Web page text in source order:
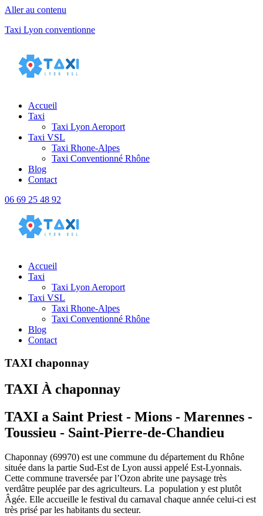
Aller au contenu
Taxi Lyon conventionne
Accueil
Taxi
Taxi Lyon Aeroport
Taxi VSL
Taxi Rhone-Alpes
Taxi Conventionné Rhône
Blog
Contact
06 69 25 48 92
Accueil
Taxi
Taxi Lyon Aeroport
Taxi VSL
Taxi Rhone-Alpes
Taxi Conventionné Rhône
Blog
Contact
TAXI chaponnay
TAXI À chaponnay
TAXI a Saint Priest - Mions - Marennes -
Toussieu - Saint-Pierre-de-Chandieu
Chaponnay (69970) est une commune du département du Rhône
située dans la partie Sud-Est de Lyon aussi appelé Est-Lyonnais.
Cette commune traversée par l’Ozon abrite une paysage très
verdâtre peuplée par des agriculteurs. La population y est plutôt
Âgée. Elle accueille le festival du carnaval chaque année celui-ci est
très prisé par les habitants du secteur.